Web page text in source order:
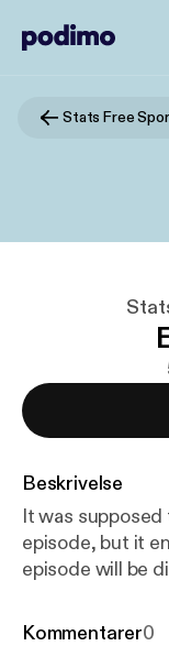
Stats Free
Beskrivelse
It was
episode, but it
episode will be
couple of NFL
Kommentarer0